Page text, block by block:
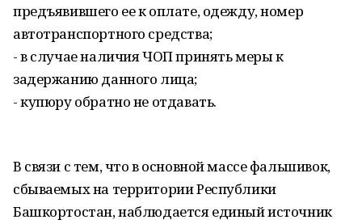
предъявившего ее к оплате, одежду, номер
автотранспортного средства;
- в случае наличия ЧОП принять меры к
задержанию данного лица;
- купюру обратно не отдавать.
В связи с тем, что в основной массе фальшивок,
сбываемых на территории Республики
Башкортостан, наблюдается единый источник